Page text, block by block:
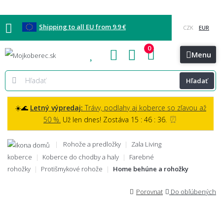
Shipping to all EU from 9.9 €
Blog Kontakt Menu
Hľadať
0
☀️🌊 Letný výpredaj: Trávy, podlahy aj koberce so zľavou až
50 %. Už len dnes! Zostáva 15 : 46 : 35. ⏰
Rohože a predložky
Zala Living
koberce
Koberce do chodby a haly
Farebné
rohožky
Protišmykové rohože Home behúne a rohožky
Porovnat Do obľúbených